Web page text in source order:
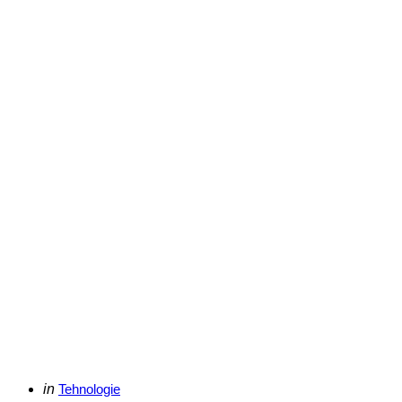
Categories
Posted
in Tehnologie